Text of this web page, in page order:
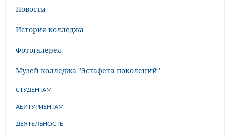
Новости
История колледжа
Фотогалерея
Музей колледжа "Эстафета поколений"
СТУДЕНТАМ
АБИТУРИЕНТАМ
ДЕЯТЕЛЬНОСТЬ